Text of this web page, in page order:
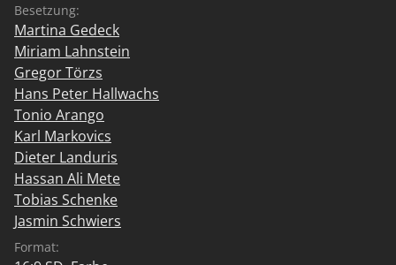
Besetzung:
Martina Gedeck
Miriam Lahnstein
Gregor Törzs
Hans Peter Hallwachs
Tonio Arango
Karl Markovics
Dieter Landuris
Hassan Ali Mete
Tobias Schenke
Jasmin Schwiers
Format: